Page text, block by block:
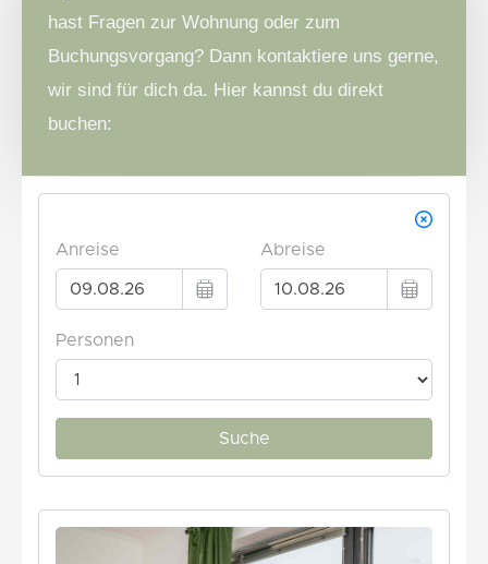
hast Fragen zur Wohnung oder zum
Buchungsvorgang? Dann kontaktiere uns gerne,
wir sind für dich da. Hier kannst du direkt
buchen: